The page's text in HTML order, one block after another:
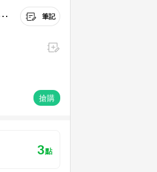
筆記
搶購
3點